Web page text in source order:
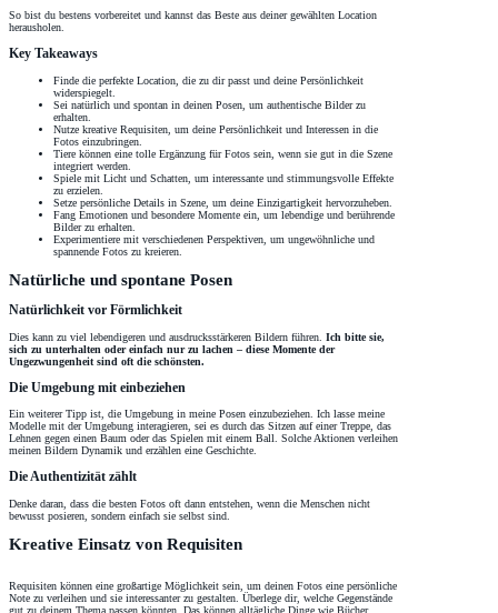
So bist du bestens vorbereitet und kannst das Beste aus deiner gewählten Location
herausholen.
Key Takeaways
Finde die perfekte Location, die zu dir passt und deine Persönlichkeit
widerspiegelt.
Sei natürlich und spontan in deinen Posen, um authentische Bilder zu
erhalten.
Nutze kreative Requisiten, um deine Persönlichkeit und Interessen in die
Fotos einzubringen.
Tiere können eine tolle Ergänzung für Fotos sein, wenn sie gut in die Szene
integriert werden.
Spiele mit Licht und Schatten, um interessante und stimmungsvolle Effekte
zu erzielen.
Setze persönliche Details in Szene, um deine Einzigartigkeit hervorzuheben.
Fang Emotionen und besondere Momente ein, um lebendige und berührende
Bilder zu erhalten.
Experimentiere mit verschiedenen Perspektiven, um ungewöhnliche und
spannende Fotos zu kreieren.
Natürliche und spontane Posen
Natürlichkeit vor Förmlichkeit
Dies kann zu viel lebendigeren und ausdrucksstärkeren Bildern führen. Ich bitte sie,
sich zu unterhalten oder einfach nur zu lachen – diese Momente der
Ungezwungenheit sind oft die schönsten.
Die Umgebung mit einbeziehen
Ein weiterer Tipp ist, die Umgebung in meine Posen einzubeziehen. Ich lasse meine
Modelle mit der Umgebung interagieren, sei es durch das Sitzen auf einer Treppe, das
Lehnen gegen einen Baum oder das Spielen mit einem Ball. Solche Aktionen verleihen
meinen Bildern Dynamik und erzählen eine Geschichte.
Die Authentizität zählt
Denke daran, dass die besten Fotos oft dann entstehen, wenn die Menschen nicht
bewusst posieren, sondern einfach sie selbst sind.
Kreative Einsatz von Requisiten
Requisiten können eine großartige Möglichkeit sein, um deinen Fotos eine persönliche
Note zu verleihen und sie interessanter zu gestalten. Überlege dir, welche Gegenstände
gut zu deinem Thema passen könnten. Das können alltägliche Dinge wie Bücher,